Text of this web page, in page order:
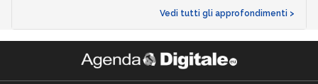
Vedi tutti gli approfondimenti >